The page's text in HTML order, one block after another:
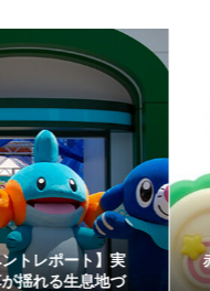
赤ちゃん向けスピナー
「KIRBY ピタッとくるる